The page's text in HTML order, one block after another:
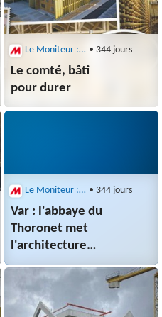
Le Moniteur : Architecture • 344 jours
Le comté, bâti
pour durer
Le Moniteur : Architecture • 344 jours
Var : l'abbaye du
Thoronet met
l'architecture
à l'honneur